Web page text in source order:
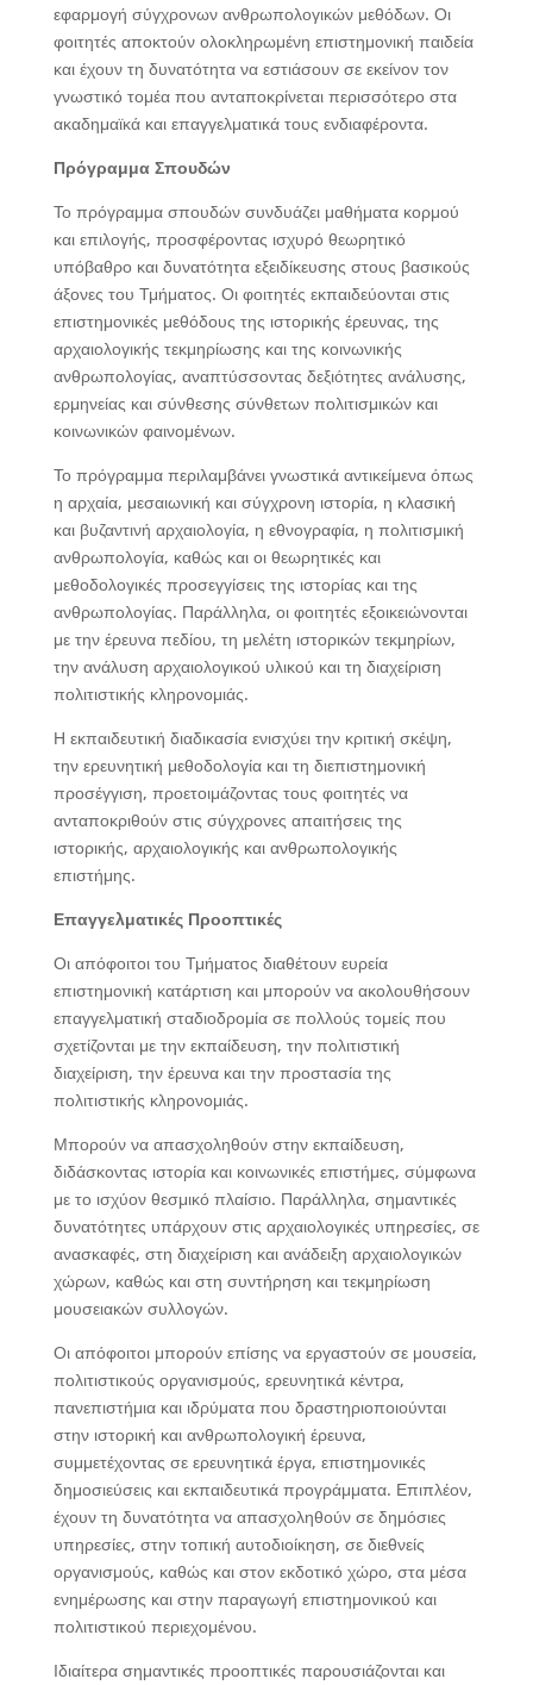
εφαρμογή σύγχρονων ανθρωπολογικών μεθόδων. Οι
φοιτητές αποκτούν ολοκληρωμένη επιστημονική παιδεία
και έχουν τη δυνατότητα να εστιάσουν σε εκείνον τον
γνωστικό τομέα που ανταποκρίνεται περισσότερο στα
ακαδημαϊκά και επαγγελματικά τους ενδιαφέροντα.
Πρόγραμμα Σπουδών
Το πρόγραμμα σπουδών συνδυάζει μαθήματα κορμού
και επιλογής, προσφέροντας ισχυρό θεωρητικό
υπόβαθρο και δυνατότητα εξειδίκευσης στους βασικούς
άξονες του Τμήματος. Οι φοιτητές εκπαιδεύονται στις
επιστημονικές μεθόδους της ιστορικής έρευνας, της
αρχαιολογικής τεκμηρίωσης και της κοινωνικής
ανθρωπολογίας, αναπτύσσοντας δεξιότητες ανάλυσης,
ερμηνείας και σύνθεσης σύνθετων πολιτισμικών και
κοινωνικών φαινομένων.
Το πρόγραμμα περιλαμβάνει γνωστικά αντικείμενα όπως
η αρχαία, μεσαιωνική και σύγχρονη ιστορία, η κλασική
και βυζαντινή αρχαιολογία, η εθνογραφία, η πολιτισμική
ανθρωπολογία, καθώς και οι θεωρητικές και
μεθοδολογικές προσεγγίσεις της ιστορίας και της
ανθρωπολογίας. Παράλληλα, οι φοιτητές εξοικειώνονται
με την έρευνα πεδίου, τη μελέτη ιστορικών τεκμηρίων,
την ανάλυση αρχαιολογικού υλικού και τη διαχείριση
πολιτιστικής κληρονομιάς.
Η εκπαιδευτική διαδικασία ενισχύει την κριτική σκέψη,
την ερευνητική μεθοδολογία και τη διεπιστημονική
προσέγγιση, προετοιμάζοντας τους φοιτητές να
ανταποκριθούν στις σύγχρονες απαιτήσεις της
ιστορικής, αρχαιολογικής και ανθρωπολογικής
επιστήμης.
Επαγγελματικές Προοπτικές
Οι απόφοιτοι του Τμήματος διαθέτουν ευρεία
επιστημονική κατάρτιση και μπορούν να ακολουθήσουν
επαγγελματική σταδιοδρομία σε πολλούς τομείς που
σχετίζονται με την εκπαίδευση, την πολιτιστική
διαχείριση, την έρευνα και την προστασία της
πολιτιστικής κληρονομιάς.
Μπορούν να απασχοληθούν στην εκπαίδευση,
διδάσκοντας ιστορία και κοινωνικές επιστήμες, σύμφωνα
με το ισχύον θεσμικό πλαίσιο. Παράλληλα, σημαντικές
δυνατότητες υπάρχουν στις αρχαιολογικές υπηρεσίες, σε
ανασκαφές, στη διαχείριση και ανάδειξη αρχαιολογικών
χώρων, καθώς και στη συντήρηση και τεκμηρίωση
μουσειακών συλλογών.
Οι απόφοιτοι μπορούν επίσης να εργαστούν σε μουσεία,
πολιτιστικούς οργανισμούς, ερευνητικά κέντρα,
πανεπιστήμια και ιδρύματα που δραστηριοποιούνται
στην ιστορική και ανθρωπολογική έρευνα,
συμμετέχοντας σε ερευνητικά έργα, επιστημονικές
δημοσιεύσεις και εκπαιδευτικά προγράμματα. Επιπλέον,
έχουν τη δυνατότητα να απασχοληθούν σε δημόσιες
υπηρεσίες, στην τοπική αυτοδιοίκηση, σε διεθνείς
οργανισμούς, καθώς και στον εκδοτικό χώρο, στα μέσα
ενημέρωσης και στην παραγωγή επιστημονικού και
πολιτιστικού περιεχομένου.
Ιδιαίτερα σημαντικές προοπτικές παρουσιάζονται και